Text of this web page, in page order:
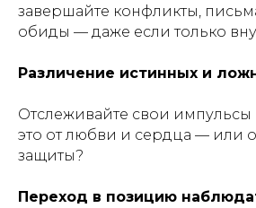
завершайте конфликты,
обиды — даже если только
Различение истинных и
Отслеживайте свои импульсы
это от любви и сердца — или
защиты?
Переход в позицию